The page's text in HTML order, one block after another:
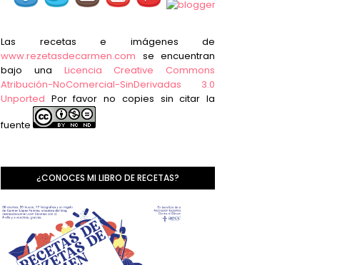
Las recetas e imágenes de
www.rezetasdecarmen.com se encuentran
bajo una Licencia Creative Commons
Atribución-NoComercial-SinDerivadas 3.0
Unported Por favor no copies sin citar la
fuente
¿CONOCES MI LIBRO DE RECETAS?